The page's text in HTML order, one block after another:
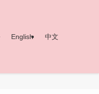
English 中文